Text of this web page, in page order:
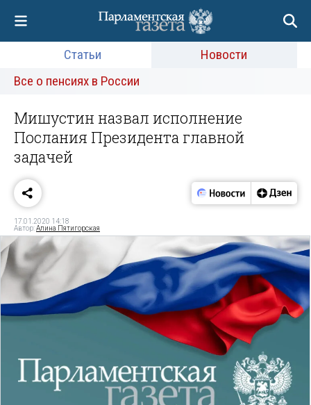
Статьи
Новости
Все о пенсиях в России
Мишустин назвал исполнение
Послания Президента главной
задачей
17.01.2020 14:18
Автор:Алина Пятигорская